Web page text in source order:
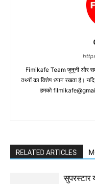
Fimikafe Team जुनूनी और
तथ्‍यों का विशेष ध्‍यान रखता है।
हमको
RELATED ARTICLES
सुपरस्टार